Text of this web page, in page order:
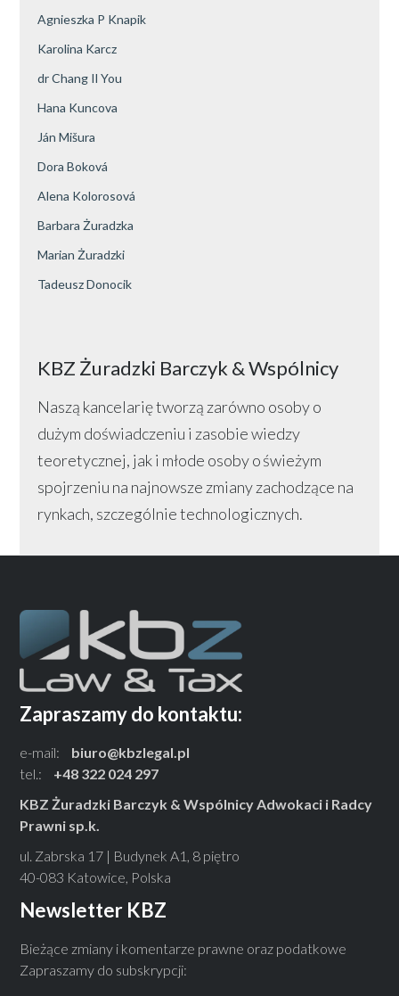
Agnieszka P Knapik
Karolina Karcz
dr Chang Il You
Hana Kuncova
Ján Mišura
Dora Boková
Alena Kolorosová
Barbara Żuradzka
Marian Żuradzki
Tadeusz Donocik
KBZ Żuradzki Barczyk & Wspólnicy
Naszą kancelarię tworzą zarówno osoby o
dużym doświadczeniu i zasobie wiedzy
teoretycznej, jak i młode osoby o świeżym
spojrzeniu na najnowsze zmiany zachodzące na
rynkach, szczególnie technologicznych.
Zapraszamy do kontaktu:
e-mail:
biuro@kbzlegal.pl
tel.:
+48 322 024 297
KBZ Żuradzki Barczyk & Wspólnicy Adwokaci i Radcy
Prawni sp.k.
ul. Zabrska 17 | Budynek A1, 8 piętro
40-083 Katowice, Polska
Newsletter KBZ
Bieżące zmiany i komentarze prawne oraz podatkowe
Zapraszamy do subskrypcji: